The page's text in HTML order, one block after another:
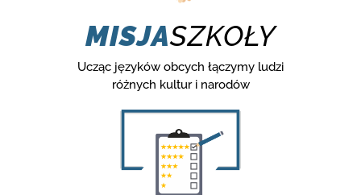
MISJASZKOŁY
Ucząc języków obcych łączymy ludzi
różnych kultur i narodów